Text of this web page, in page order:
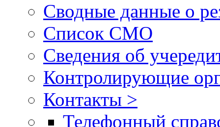
Сводные данные о
Список СМО
Сведения об
Контролирующие
Контакты >
Телефонный